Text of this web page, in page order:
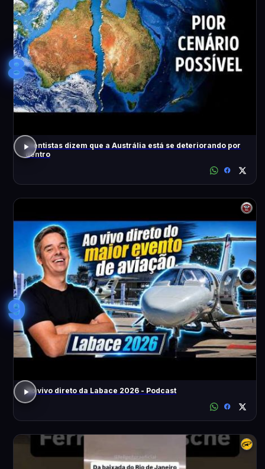
8
Cientistas dizem que a Austrália está se deteriorando por
dentro
9
Ao vivo direto da Labace 2026 - Podcast